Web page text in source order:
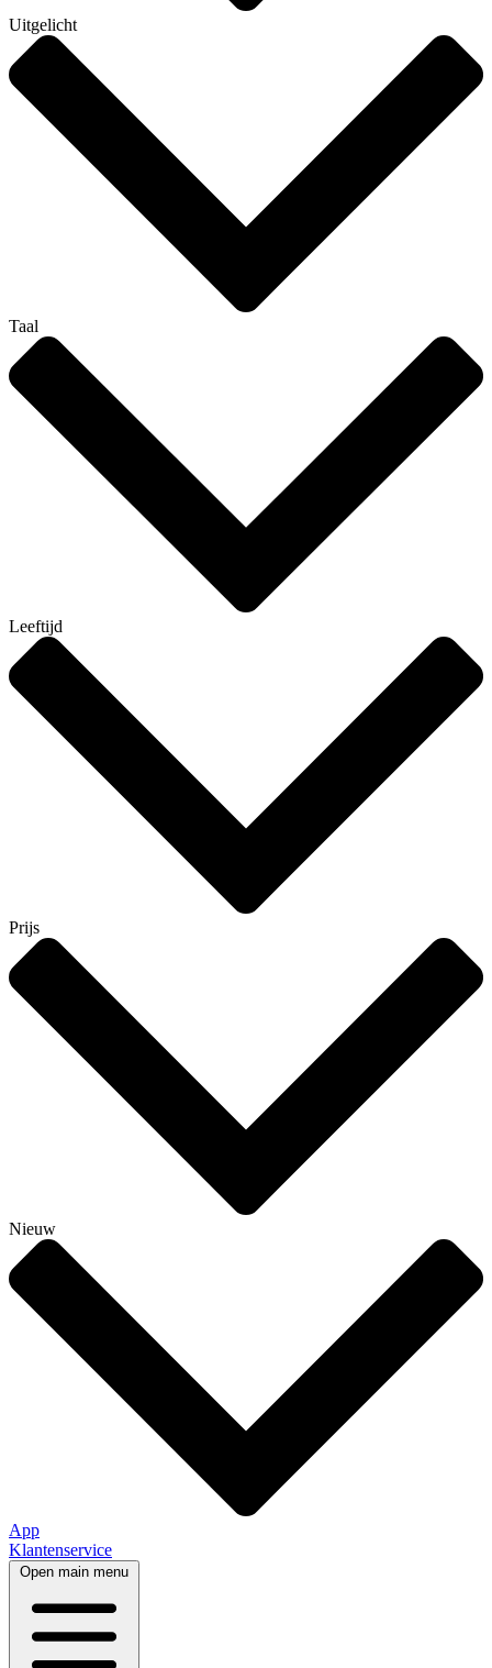
Uitgelicht
Taal
Leeftijd
Prijs
Nieuw
App
Klantenservice
Open main menu